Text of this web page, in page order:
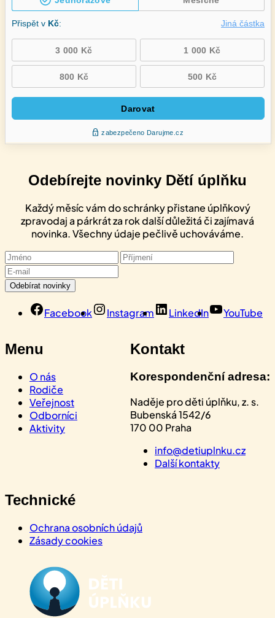
Odebírejte novinky Dětí úplňku
Každý měsíc vám do schránky přistane úplňkový
zpravodaj a párkrát za rok další důležitá či zajímavá
novinka. Všechny údaje pečlivě uchováváme.
Facebook Instagram LinkedIn YouTube
Menu
O nás
Rodiče
Veřejnost
Odborníci
Aktivity
Kontakt
Korespondenční adresa:
Naděje pro děti úplňku, z. s.
Bubenská 1542/6
170 00 Praha
info@detiuplnku.cz
Další kontakty
Technické
Ochrana osobních údajů
Zásady cookies